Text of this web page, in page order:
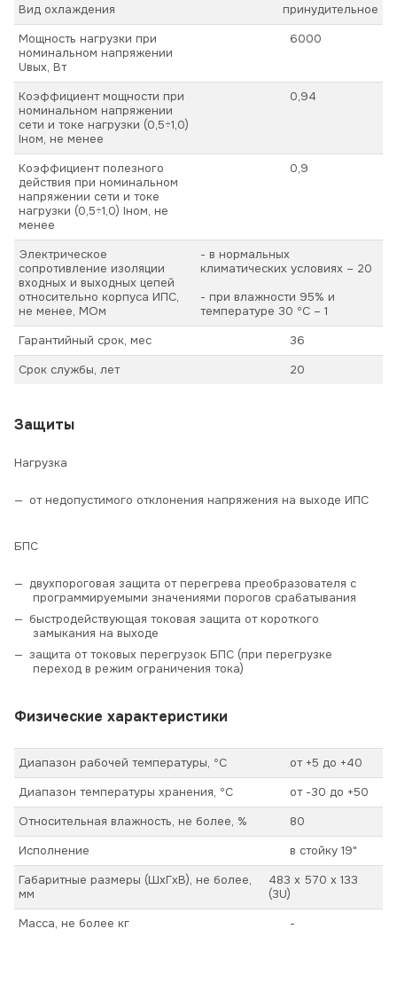
Вид охлаждения
принудительное
Мощность нагрузки при
номинальном напряжении
Uвых, Вт
6000
Коэффициент мощности при
номинальном напряжении
сети и токе нагрузки (0,5÷1,0)
Iном, не менее
0,94
Коэффициент полезного
действия при номинальном
напряжении сети и токе
нагрузки (0,5÷1,0) Iном, не
менее
0,9
Электрическое
сопротивление изоляции
входных и выходных цепей
относительно корпуса ИПС,
не менее, МОм
- в нормальных
климатических условиях – 20
- при влажности 95% и
температуре 30 ºС – 1
Гарантийный срок, мес
36
Срок службы, лет
20
Защиты
Нагрузка
от недопустимого отклонения напряжения на выходе ИПС
БПС
двухпороговая защита от перегрева преобразователя с
программируемыми значениями порогов срабатывания
быстродействующая токовая защита от короткого
замыкания на выходе
защита от токовых перегрузок БПС (при перегрузке
переход в режим ограничения тока)
Физические характеристики
Диапазон рабочей температуры, ºС
от +5 до +40
Диапазон температуры хранения, ºС
от -30 до +50
Относительная влажность, не более, %
80
Исполнение
в стойку 19"
Габаритные размеры (ШхГхВ), не более,
мм
483 x 570 x 133
(3U)
Масса, не более кг
-